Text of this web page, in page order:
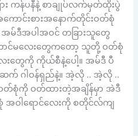
ား ကန်ပနီနဲ့ စာချုပ်လက်မှတ်ထိုးပွဲ
ောင်းစားအနောက်တိုင်းဝတ်စုံ
မ်ဒီအပါအဝင် တခြားသူတွေ
ာင်မလေးတွေကတော့ သူတို့ ဝတ်စုံ
တွေကို ကိုယ်စီနဲ့ပေါ့။ အမ်ဒီ ပီ
က် ဂါဝန်ရှည်နဲ့။ အဲ့လို .. အဲ့လို ..
ကို ဝတ်ထားတဲ့အချိန်မှာ အဲဒီ
အဝါရောင်လေးကို စတိုင်လ်ကျ